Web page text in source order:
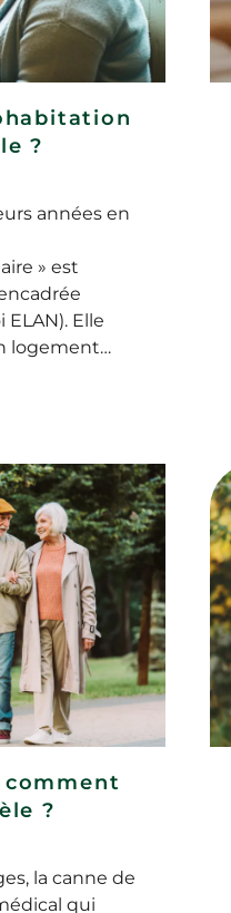
?
années en
» est
Elle
logement
En plus de
avantages
? Et
?
comment
?
la canne de
qui